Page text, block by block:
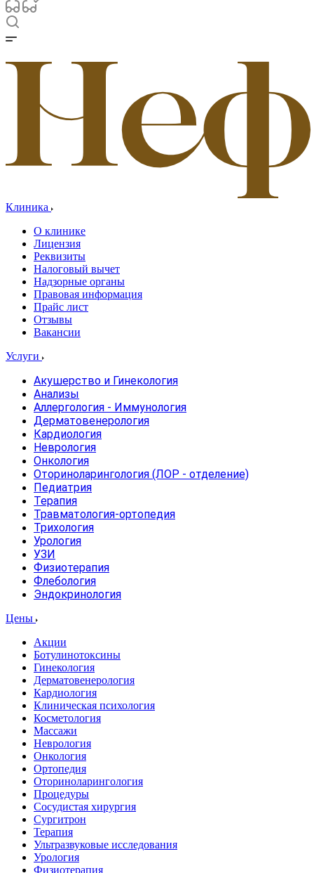
Клиника
О клинике
Лицензия
Реквизиты
Налоговый вычет
Надзорные органы
Правовая информация
Прайс лист
Отзывы
Вакансии
Услуги
Акушерство и Гинекология
Анализы
Аллергология - Иммунология
Дерматовенерология
Кардиология
Неврология
Онкология
Оториноларингология (ЛОР - отделение)
Педиатрия
Терапия
Травматология-ортопедия
Трихология
Урология
УЗИ
Физиотерапия
Флебология
Эндокринология
Цены
Акции
Ботулинотоксины
Гинекология
Дерматовенерология
Кардиология
Клиническая психология
Косметология
Массажи
Неврология
Онкология
Ортопедия
Оториноларингология
Процедуры
Сосудистая хирургия
Сургитрон
Терапия
Ультразвуковые исследования
Урология
Физиотерапия